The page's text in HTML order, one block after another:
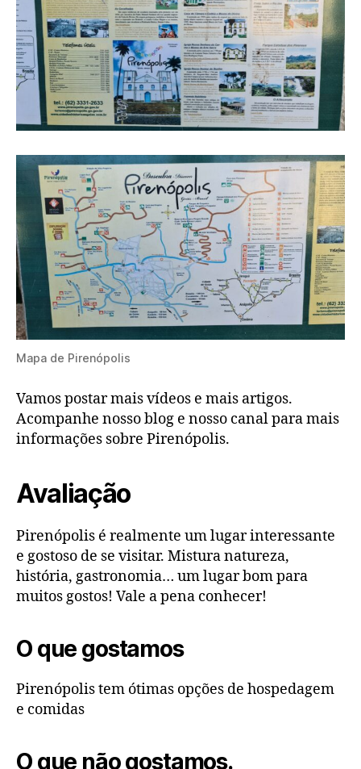
Mapa de Pirenópolis
Vamos postar mais vídeos e mais artigos.
Acompanhe nosso blog e nosso canal para mais
informações sobre Pirenópolis.
Avaliação
Pirenópolis é realmente um lugar interessante
e gostoso de se visitar. Mistura natureza,
história, gastronomia… um lugar bom para
muitos gostos! Vale a pena conhecer!
O que gostamos
Pirenópolis tem ótimas opções de hospedagem
e comidas
O que não gostamos.